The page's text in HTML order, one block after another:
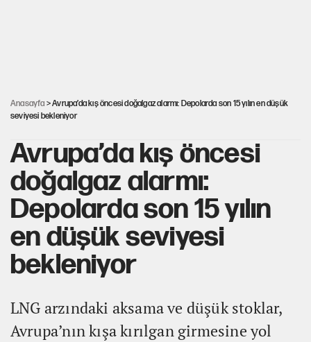
Anasayfa > Avrupa’da kış öncesi doğalgaz alarmı: Depolarda son 15 yılın en düşük
seviyesi bekleniyor
Avrupa’da kış öncesi
doğalgaz alarmı:
Depolarda son 15 yılın
en düşük seviyesi
bekleniyor
LNG arzındaki aksama ve düşük stoklar,
Avrupa’nın kışa kırılgan girmesine yol